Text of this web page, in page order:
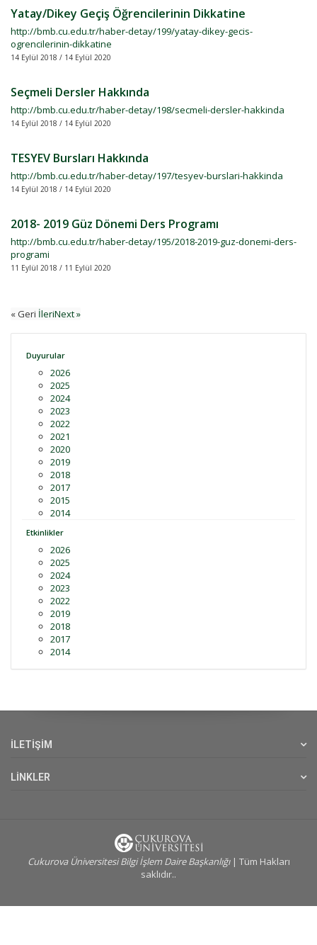
Yatay/Dikey Geçiş Öğrencilerinin Dikkatine
http://bmb.cu.edu.tr/haber-detay/199/yatay-dikey-gecis-
ogrencilerinin-dikkatine
14 Eylül 2018 / 14 Eylül 2020
Seçmeli Dersler Hakkında
http://bmb.cu.edu.tr/haber-detay/198/secmeli-dersler-hakkinda
14 Eylül 2018 / 14 Eylül 2020
TESYEV Bursları Hakkında
http://bmb.cu.edu.tr/haber-detay/197/tesyev-burslari-hakkinda
14 Eylül 2018 / 14 Eylül 2020
2018- 2019 Güz Dönemi Ders Programı
http://bmb.cu.edu.tr/haber-detay/195/2018-2019-guz-donemi-ders-
programi
11 Eylül 2018 / 11 Eylül 2020
« Geri İleriNext »
Duyurular
2026
2025
2024
2023
2022
2021
2020
2019
2018
2017
2015
2014
Etkinlikler
2026
2025
2024
2023
2022
2019
2018
2017
2014
İLETİŞİM
LİNKLER
Cukurova Üniversitesi Bilgi İşlem Daire Başkanlığı| Tüm Hakları
saklıdır..